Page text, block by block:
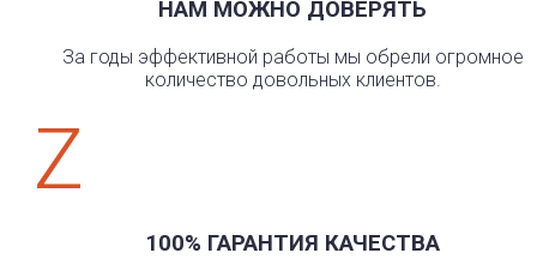
НАМ МОЖНО ДОВЕРЯТЬ
За годы эффективной работы мы обрели огромное
количество довольных клиентов.
Z
100% ГАРАНТИЯ КАЧЕСТВА